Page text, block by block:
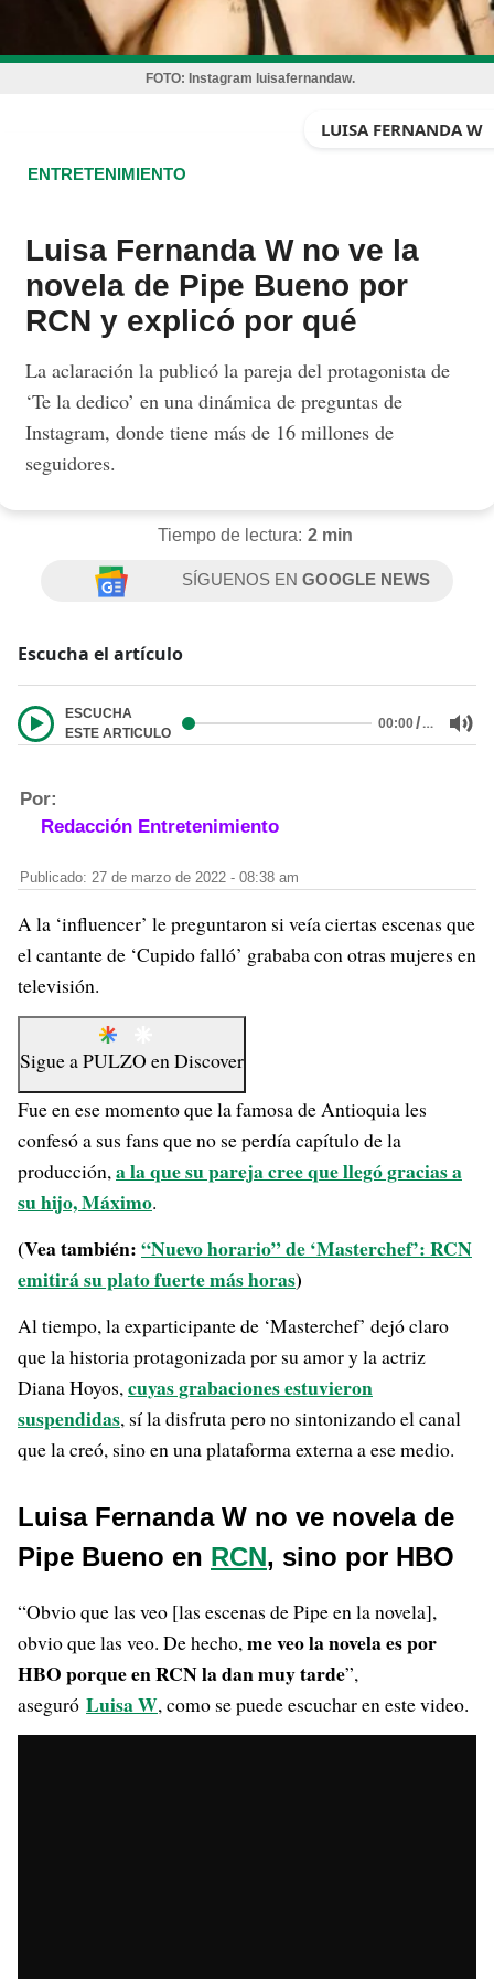
FOTO: Instagram luisafernandaw.
LUISA FERNANDA W
ENTRETENIMIENTO
Luisa Fernanda W no ve la
novela de Pipe Bueno por
RCN y explicó por qué
La aclaración la publicó la pareja del protagonista de
‘Te la dedico’ en una dinámica de preguntas de
Instagram, donde tiene más de 16 millones de
seguidores.
Tiempo de lectura: 2 min
SÍGUENOS ENGOOGLE NEWS
Escucha el artículo
ESCUCHA
ESTE ARTICULO
00:00/…
Por:
Redacción Entretenimiento
Publicado: 27 de marzo de 2022 - 08:38 am
A la ‘influencer’ le preguntaron si veía ciertas escenas que
el cantante de ‘Cupido falló’ grababa con otras mujeres en
televisión.
Sigue aPULZO enDiscover
Fue en ese momento que la famosa de Antioquia les
confesó a sus fans que no se perdía capítulo de la
producción,a la que su pareja cree que llegó gracias a
su hijo, Máximo.
(Vea también:“Nuevo horario” de ‘Masterchef’: RCN
emitirá su plato fuerte más horas)
Al tiempo, la exparticipante de ‘Masterchef’ dejó claro
que la historia protagonizada por su amor y la actriz
Diana Hoyos,cuyas grabaciones estuvieron
suspendidas, sí la disfruta pero no sintonizando el canal
que la creó, sino en una plataforma externa a ese medio.
Luisa Fernanda W no ve novela de
Pipe Bueno en RCN, sino por HBO
“Obvio que las veo [las escenas de Pipe en la novela],
obvio que las veo. De hecho,me veo la novela es por
HBO porque en RCN la dan muy tarde”,
aseguró Luisa W, como se puede escuchar en este video.